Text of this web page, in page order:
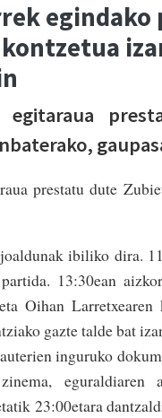
egindako
egitaraua
prestatu dute
ibiliko dira.
13:30ean
Oihan Larretxearen
gazte talde bat
inguruko
eguraldiaren
23:00etara